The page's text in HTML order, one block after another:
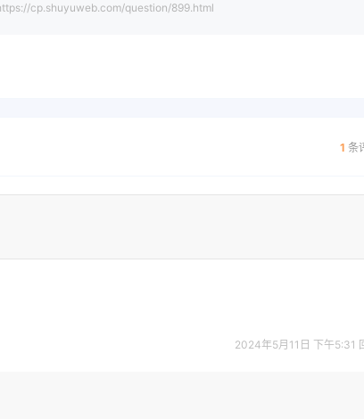
cp.shuyuweb.com/question/899.html
1 条
2024年5月11日 下午5:31